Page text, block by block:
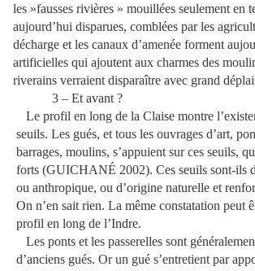
les »fausses rivières » mouillées seulement en
aujourd’hui disparues, comblées par les
décharge et les canaux d’amenée forment
artificielles qui ajoutent aux charmes des
riverains verraient disparaître avec grand
3 – Et avant ?
Le profil en long de la Claise montre
seuils. Les gués, et tous les ouvrages d’art,
barrages, moulins, s’appuient sur ces seuils,
forts (GUICHANÉ 2002). Ces seuils sont-ils
ou anthropique, ou d’origine naturelle et
On n’en sait rien. La même constatation peut
profil en long de l’Indre.
Les ponts et les passerelles sont
d’anciens gués. Or un gué s’entretient par